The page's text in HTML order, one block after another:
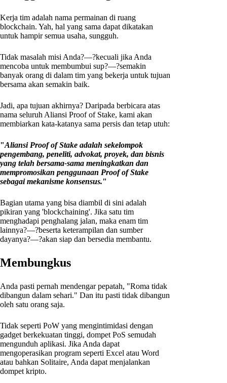
Kerja tim adalah nama permainan di ruang
blockchain. Yah, hal yang sama dapat dikatakan
untuk hampir semua usaha, sungguh.
Tidak masalah misi Anda?—?kecuali jika Anda
mencoba untuk membumbui sup?—?semakin
banyak orang di dalam tim yang bekerja untuk tujuan
bersama akan semakin baik.
Jadi, apa tujuan akhirnya? Daripada berbicara atas
nama seluruh Aliansi Proof of Stake, kami akan
membiarkan kata-katanya sama persis dan tetap utuh:
"Aliansi Proof of Stake adalah sekelompok
pengembang, peneliti, advokat, proyek, dan bisnis
yang telah bersama-sama meningkatkan dan
mempromosikan penggunaan Proof of Stake
sebagai mekanisme konsensus."
Bagian utama yang bisa diambil di sini adalah
pikiran yang 'blockchaining'. Jika satu tim
menghadapi penghalang jalan, maka enam tim
lainnya?—?beserta keterampilan dan sumber
dayanya?—?akan siap dan bersedia membantu.
Membungkus
Anda pasti pernah mendengar pepatah, "Roma tidak
dibangun dalam sehari." Dan itu pasti tidak dibangun
oleh satu orang saja.
Tidak seperti PoW yang mengintimidasi dengan
gadget berkekuatan tinggi, dompet PoS semudah
mengunduh aplikasi. Jika Anda dapat
mengoperasikan program seperti Excel atau Word
atau bahkan Solitaire, Anda dapat menjalankan
dompet kripto.